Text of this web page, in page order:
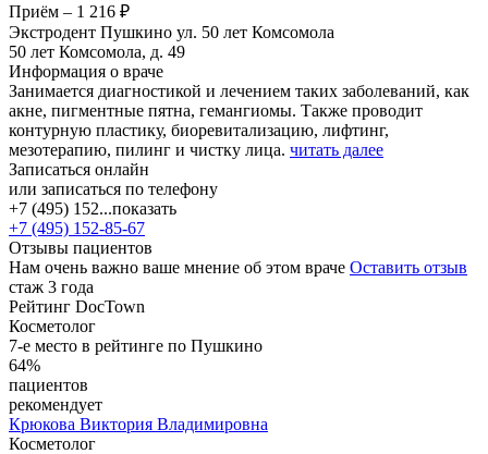
Приём – 1 216 ₽
Экстродент Пушкино ул. 50 лет Комсомола
50 лет Комсомола, д. 49
Информация о враче
Занимается диагностикой и лечением таких заболеваний, как
акне, пигментные пятна, гемангиомы. Также проводит
контурную пластику, биоревитализацию, лифтинг,
мезотерапию, пилинг и чистку лица. читать далее
Записаться онлайн
или записаться по телефону
+7 (495) 152...показать
+7 (495) 152-85-67
Отзывы пациентов
Нам очень важно ваше мнение об этом враче Оставить отзыв
стаж 3 года
Рейтинг DocTown
Косметолог
7-е место в рейтинге по Пушкино
64%
пациентов
рекомендует
Крюкова Виктория Владимировна
Косметолог